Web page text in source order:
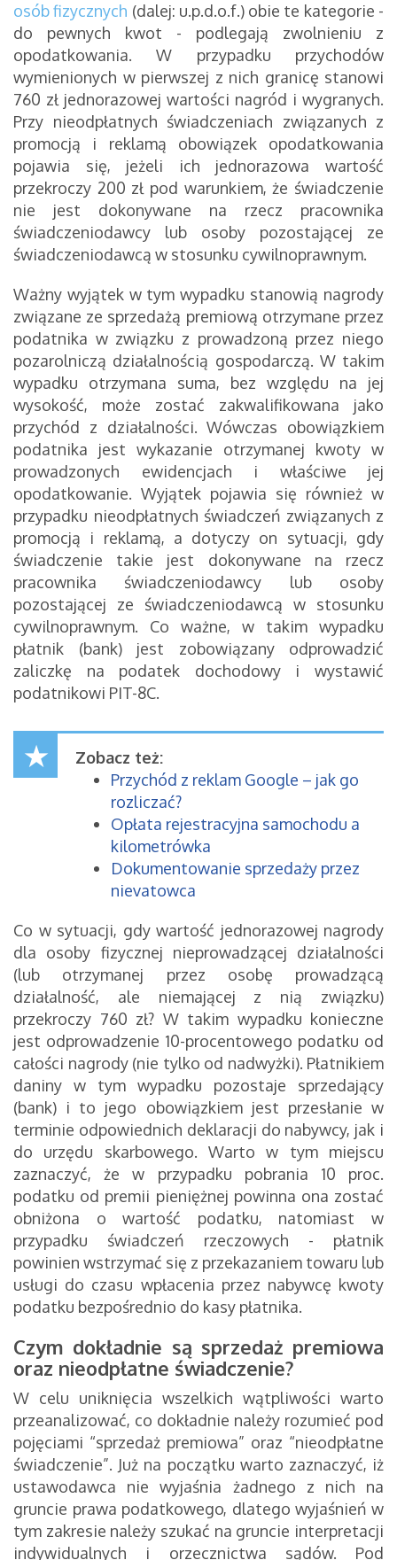
osób fizycznych (dalej: u.p.d.o.f.) obie te kategorie -
do pewnych kwot - podlegają zwolnieniu z
opodatkowania. W przypadku przychodów
wymienionych w pierwszej z nich granicę stanowi
760 zł jednorazowej wartości nagród i wygranych.
Przy nieodpłatnych świadczeniach związanych z
promocją i reklamą obowiązek opodatkowania
pojawia się, jeżeli ich jednorazowa wartość
przekroczy 200 zł pod warunkiem, że świadczenie
nie jest dokonywane na rzecz pracownika
świadczeniodawcy lub osoby pozostającej ze
świadczeniodawcą w stosunku cywilnoprawnym.
Ważny wyjątek w tym wypadku stanowią nagrody
związane ze sprzedażą premiową otrzymane przez
podatnika w związku z prowadzoną przez niego
pozarolniczą działalnością gospodarczą. W takim
wypadku otrzymana suma, bez względu na jej
wysokość, może zostać zakwalifikowana jako
przychód z działalności. Wówczas obowiązkiem
podatnika jest wykazanie otrzymanej kwoty w
prowadzonych ewidencjach i właściwe jej
opodatkowanie. Wyjątek pojawia się również w
przypadku nieodpłatnych świadczeń związanych z
promocją i reklamą, a dotyczy on sytuacji, gdy
świadczenie takie jest dokonywane na rzecz
pracownika świadczeniodawcy lub osoby
pozostającej ze świadczeniodawcą w stosunku
cywilnoprawnym. Co ważne, w takim wypadku
płatnik (bank) jest zobowiązany odprowadzić
zaliczkę na podatek dochodowy i wystawić
podatnikowi PIT-8C.
Zobacz też:
Przychód z reklam Google – jak go
rozliczać?
Opłata rejestracyjna samochodu a
kilometrówka
Dokumentowanie sprzedaży przez
nievatowca
Co w sytuacji, gdy wartość jednorazowej nagrody
dla osoby fizycznej nieprowadzącej działalności
(lub otrzymanej przez osobę prowadzącą
działalność, ale niemającej z nią związku)
przekroczy 760 zł? W takim wypadku konieczne
jest odprowadzenie 10-procentowego podatku od
całości nagrody (nie tylko od nadwyżki). Płatnikiem
daniny w tym wypadku pozostaje sprzedający
(bank) i to jego obowiązkiem jest przesłanie w
terminie odpowiednich deklaracji do nabywcy, jak i
do urzędu skarbowego. Warto w tym miejscu
zaznaczyć, że w przypadku pobrania 10 proc.
podatku od premii pieniężnej powinna ona zostać
obniżona o wartość podatku, natomiast w
przypadku świadczeń rzeczowych - płatnik
powinien wstrzymać się z przekazaniem towaru lub
usługi do czasu wpłacenia przez nabywcę kwoty
podatku bezpośrednio do kasy płatnika.
Czym dokładnie są sprzedaż premiowa
oraz nieodpłatne świadczenie?
W celu uniknięcia wszelkich wątpliwości warto
przeanalizować, co dokładnie należy rozumieć pod
pojęciami “sprzedaż premiowa” oraz “nieodpłatne
świadczenie”. Już na początku warto zaznaczyć, iż
ustawodawca nie wyjaśnia żadnego z nich na
gruncie prawa podatkowego, dlatego wyjaśnień w
tym zakresie należy szukać na gruncie interpretacji
indywidualnych i orzecznictwa sądów. Pod